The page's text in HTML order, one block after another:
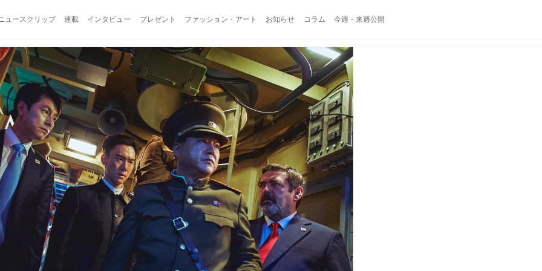
ュースクリップ 連載 インタビュー プレゼント ファッション・アート お知らせ コラム 今週・来週公開